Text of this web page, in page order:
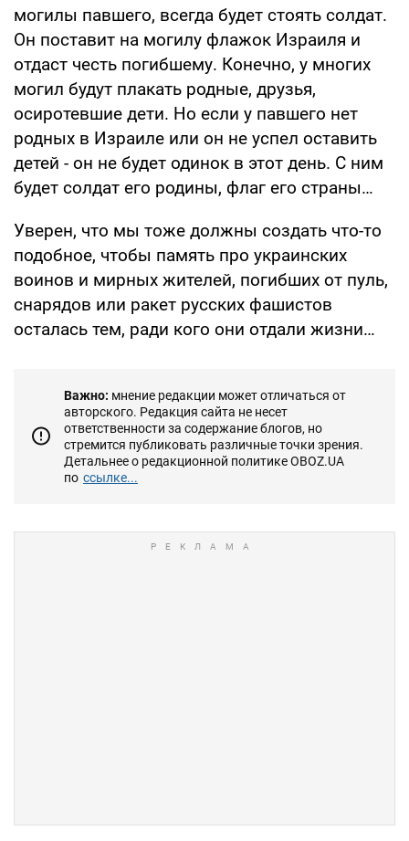
могилы павшего, всегда будет стоять солдат.
Он поставит на могилу флажок Израиля и
отдаст честь погибшему. Конечно, у многих
могил будут плакать родные, друзья,
осиротевшие дети. Но если у павшего нет
родных в Израиле или он не успел оставить
детей - он не будет одинок в этот день. С ним
будет солдат его родины, флаг его страны…
Уверен, что мы тоже должны создать что-то
подобное, чтобы память про украинских
воинов и мирных жителей, погибших от пуль,
снарядов или ракет русских фашистов
осталась тем, ради кого они отдали жизни…
Важно: мнение редакции может отличаться от
авторского. Редакция сайта не несет
ответственности за содержание блогов, но
стремится публиковать различные точки зрения.
Детальнее о редакционной политике OBOZ.UA
по ссылке...